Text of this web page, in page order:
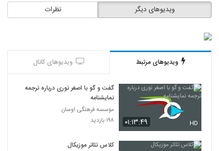
نظرات ویدیوهای دیگر
ویدیوهای مرتبط ویدیوهای کانال
۰۱:۱۳:۴۹ HD
گفت و گو با اصغر نوری درباره ترجمه
نمایشنامه
موسسه فرهنگی اوسان
۱۹۸ بازدید
کلاس تئاتر موزیکال